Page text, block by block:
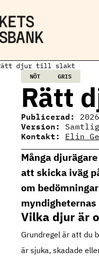
djur till slakt
NÖT GRIS
Rätt
Publicerad:
Version:
Kontakt: Elin
Elin Gertzell
Ämnesansvarig
mjölkproduktion
elin.gertzell@ri.se
010 516 57 74
Många
att skicka iväg
om
Vilka djur är
Grundregel är att du
är sjuka, skadade